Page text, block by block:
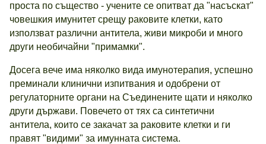
проста по същество - учените се опитват да "насъскат"
човешкия имунитет срещу раковите клетки, като
използват различни антитела, живи микроби и много
други необичайни "примамки".
Досега вече има няколко вида имунотерапия, успешно
преминали клинични изпитвания и одобрени от
регулаторните органи на Съединените щати и няколко
други държави. Повечето от тях са синтетични
антитела, които се закачат за раковите клетки и ги
правят "видими" за имунната система.